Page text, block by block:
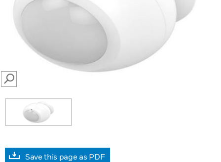
SEARCH
Save this page as PDF